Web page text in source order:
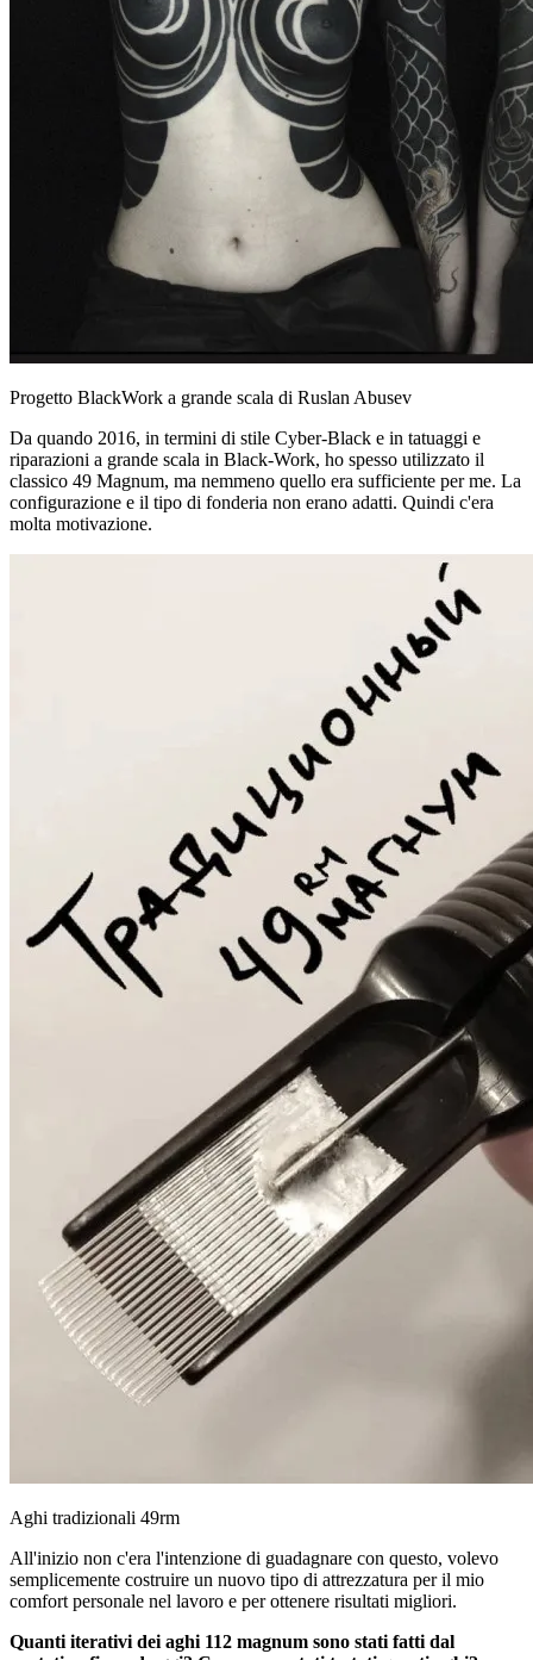
Progetto BlackWork a grande scala di Ruslan Abusev
Da quando 2016, in termini di stile Cyber-Black e in tatuaggi e
riparazioni a grande scala in Black-Work, ho spesso utilizzato il
classico 49 Magnum, ma nemmeno quello era sufficiente per me. La
configurazione e il tipo di fonderia non erano adatti. Quindi c'era
molta motivazione.
Aghi tradizionali 49rm
All'inizio non c'era l'intenzione di guadagnare con questo, volevo
semplicemente costruire un nuovo tipo di attrezzatura per il mio
comfort personale nel lavoro e per ottenere risultati migliori.
Quanti iterativi dei aghi 112 magnum sono stati fatti dal